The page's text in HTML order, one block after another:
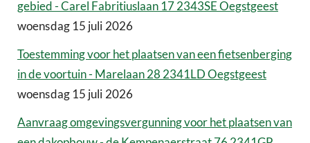
gebied - Carel Fabritiuslaan 17 2343SE Oegstgeest
woensdag 15 juli 2026
Toestemming voor het plaatsen van een fietsenberging
in de voortuin - Marelaan 28 2341LD Oegstgeest
woensdag 15 juli 2026
Aanvraag omgevingsvergunning voor het plaatsen van